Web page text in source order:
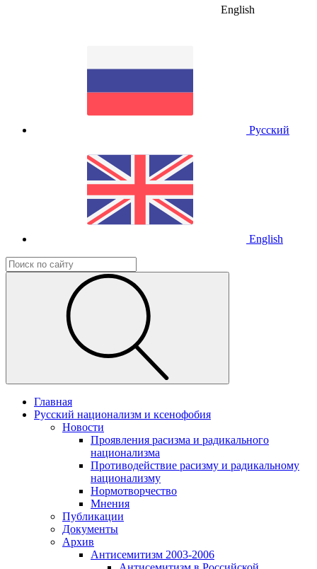
English
Русский
English
Главная
Русский национализм и ксенофобия
Новости
Проявления расизма и радикального
национализма
Противодействие расизму и радикальному
национализму
Нормотворчество
Мнения
Публикации
Документы
Архив
Антисемитизм 2003-2006